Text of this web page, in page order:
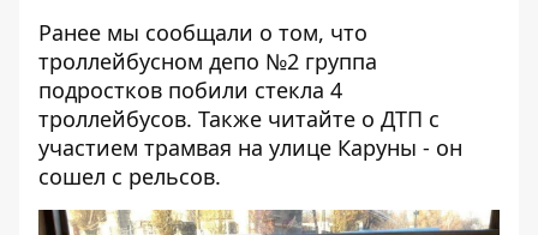
Ранее мы сообщали о том, что
троллейбусном депо №2 группа
подростков побили стекла 4
троллейбусов. Также читайте о ДТП с
участием трамвая на улице Каруны - он
сошел с рельсов.